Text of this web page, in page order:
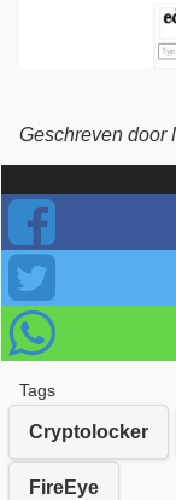
Geschreven door
Tags
Cryptolocker
FireEye